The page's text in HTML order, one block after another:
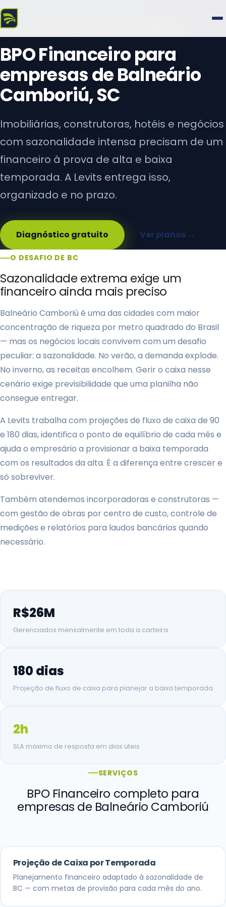
Início
BPO FINANCEIRO EM BALNEÁRIO CAMBORIÚ
BPO Financeiro para
empresas de Balneário
Camboriú, SC
Imobiliárias, construtoras, hotéis e negócios
com sazonalidade intensa precisam de um
financeiro à prova de alta e baixa
temporada. A Levits entrega isso,
organizado e no prazo.
Diagnóstico gratuito Ver planos →
O DESAFIO DE BC
Sazonalidade extrema exige um
financeiro ainda mais preciso
Balneário Camboriú é uma das cidades com maior
concentração de riqueza por metro quadrado do Brasil
— mas os negócios locais convivem com um desafio
peculiar: a sazonalidade. No verão, a demanda explode.
No inverno, as receitas encolhem. Gerir o caixa nesse
cenário exige previsibilidade que uma planilha não
consegue entregar.
A Levits trabalha com projeções de fluxo de caixa de 90
e 180 dias, identifica o ponto de equilíbrio de cada mês e
ajuda o empresário a provisionar a baixa temporada
com os resultados da alta. É a diferença entre crescer e
só sobreviver.
Também atendemos incorporadoras e construtoras —
com gestão de obras por centro de custo, controle de
medições e relatórios para laudos bancários quando
necessário.
R$26M
Gerenciados mensalmente em toda a carteira
180 dias
Projeção de fluxo de caixa para planejar a baixa temporada
2h
SLA máximo de resposta em dias úteis
SERVIÇOS
BPO Financeiro completo para
empresas de Balneário Camboriú
Projeção de Caixa por Temporada
Planejamento financeiro adaptado à sazonalidade de
BC — com metas de provisão para cada mês do ano.